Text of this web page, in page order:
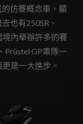
仿賽概念車，顯
也有250SR、
內舉辦許多的賽
GP車隊一
是一大進步。